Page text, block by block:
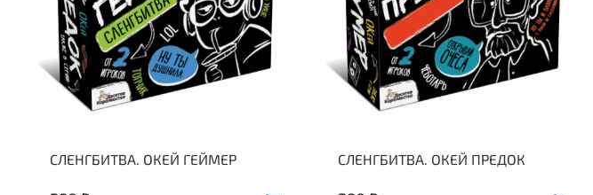
СЛЕНГБИТВА. ОКЕЙ ГЕЙМЕР СЛЕНГБИТВА. ОКЕЙ ПРЕДОК